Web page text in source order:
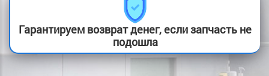
Гарантируем возврат денег, если запчасть не
подошла